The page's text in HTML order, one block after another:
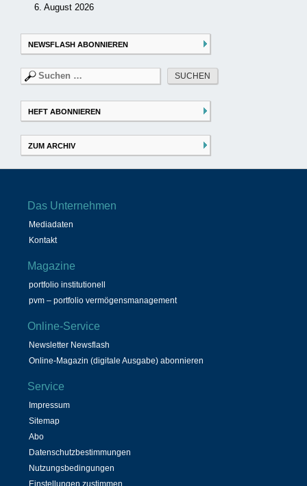
6. August 2026
NEWSFLASH ABONNIEREN
Suchen
nach:
HEFT ABONNIEREN
ZUM ARCHIV
Das Unternehmen
Mediadaten
Kontakt
Magazine
portfolio institutionell
pvm – portfolio vermögensmanagement
Online-Service
Newsletter Newsflash
Online-Magazin (digitale Ausgabe) abonnieren
Service
Impressum
Sitemap
Abo
Datenschutzbestimmungen
Nutzungsbedingungen